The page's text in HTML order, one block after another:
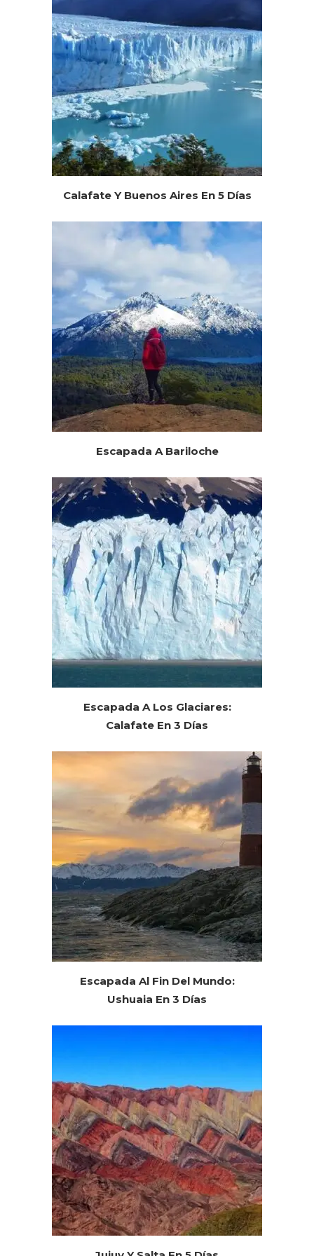
Calafate Y Buenos Aires En 5 Días
Escapada A Bariloche
Escapada A Los Glaciares:
Calafate En 3 Días
Escapada Al Fin Del Mundo:
Ushuaia En 3 Días